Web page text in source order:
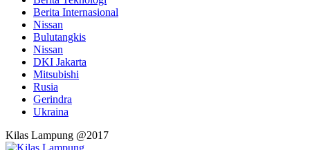
Berita Internasional
Nissan
Bulutangkis
Nissan
DKI Jakarta
Mitsubishi
Rusia
Gerindra
Ukraina
Kilas Lampung @2017